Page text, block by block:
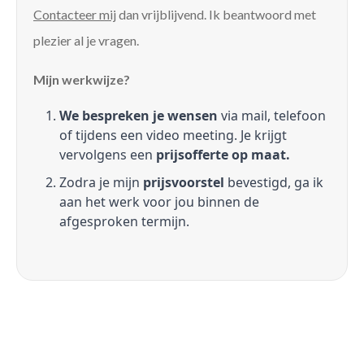
Contacteer mij dan vrijblijvend. Ik beantwoord met
plezier al je vragen.
Mijn werkwijze?
We bespreken je wensen via mail, telefoon
of tijdens een video meeting. Je krijgt
vervolgens een prijsofferte op maat.
Zodra je mijn prijsvoorstel bevestigd, ga ik
aan het werk voor jou binnen de
afgesproken termijn.